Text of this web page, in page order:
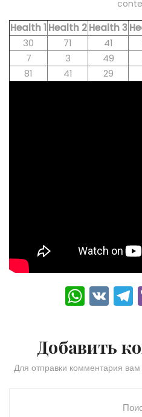
Health 1Health 2Health 3
30
71 41
7
3 49
81
41 29
W
h
ts
A
V
K
Добавить
Для отправки комментария